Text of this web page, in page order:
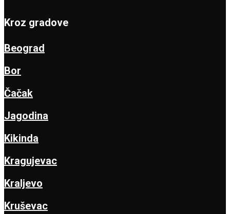
Kroz gradove
Beograd
Bor
Čačak
Jagodina
Kikinda
Kragujevac
Kraljevo
Kruševac